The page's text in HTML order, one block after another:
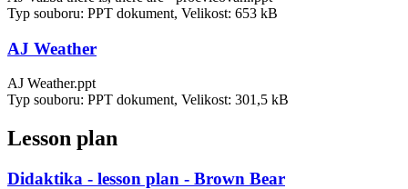
Typ souboru: PPT dokument, Velikost: 653 kB
AJ Weather
AJ Weather.ppt
Typ souboru: PPT dokument, Velikost: 301,5 kB
Lesson plan
Didaktika - lesson plan - Brown Bear